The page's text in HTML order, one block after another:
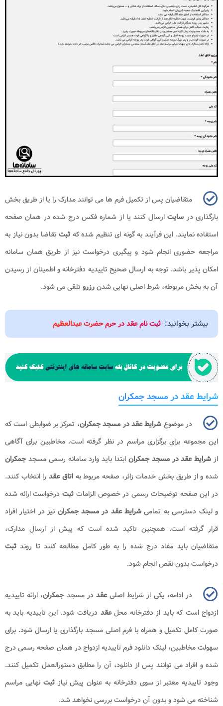
متقاضیان پس از تکمیل فرم ها می توانند مدارک را یا از طریق بخش
بارگذاری در سایتارسال کنند یا از شماره فکس درج شده در همان صفحه
استفاده نمایند. این فرآیند به گونه ای تنظیم شده که ثبت تقاضا بدون نیاز به
مراجعه حضوری انجام شود و پیگیری درخواست نیز از طریق همان سامانه
امکان پذیر باشد. توجه به ارسال صحیح تاییدیه دفترخانه و اطمینان از رسیدن
آن به بخش مربوطه، شرط اصلی نهایی شدنرزرو تلقی می شود.
بیشتر بخوانید: ثبت نام عقد در حرم حضرت عبدالعظیم
شرایط عقد در مسجد جمکران
در موضوع شرایط عقد در مسجد جمکران، تمرکز بر ضوابطی است که
این مجموعه برای برگزاری مراسم در نظر گرفته است. مخاطبین برای آگاهی
ازشرایط عقد در مسجد جمکران ابتدا باید وارد سامانه رسمی مسجدجمکران
شده و از طریق بخش خدمات زائر، صفحه مربوط بهاتاق عقد را انتخاب کنند.
در این صفحه توضیحات رسمی در خصوص الزامات ثبت درخواست ارائه شده
و لینک دسترسی به تمامی شرایط عقد در مسجد جمکران نیز در اختیار افراد
قرار گرفته است. همچنین تاکید شده است که پیش از ارسال مدارک،
متقاضیان باید مفاد درج شده را به طور کامل مطالعه کنند تا روند ثبت
درخواست بدون نقص انجام شود.
در ادامه، یکی از شرایط اصلیعقددر مسجدجمکران، ارائه تاییدیه
ازدواج است که باید از دفترخانه محلعقد دریافت شود. این تاییدیه باید به
صورت کامل تکمیل و همراه با فرم اصلی مسجد بارگذاری یا ارسال شود. برای
سهولت مخاطبین، لینک دانلود فرم تاییدیه ازدواج در همان صفحه رسمی درج
شده و افراد می توانند پس از دانلود، آن را مطابق دستورالعمل تکمیل کنند.
وجود تاییدیه معتبر از سوی دفترخانه به عنوان پیش نیازثبتنهایی مراسم
شناخته می شود و بدون آن درخواست بررسی نخواهد شد.